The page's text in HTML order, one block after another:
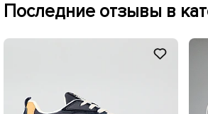
Последние отзывы в